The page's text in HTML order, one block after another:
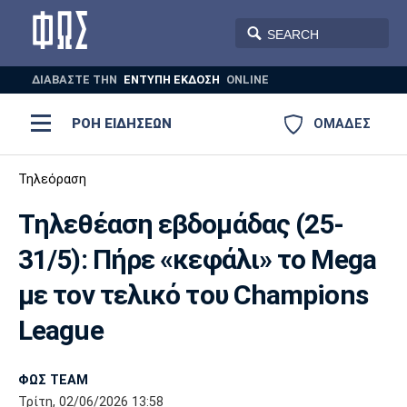
ΔΙΑΒΑΣΤΕ THN ΕΝΤΥΠΗ ΕΚΔΟΣΗ ONLINE
ΟΜΑΔΕΣ
ΡΟΗ ΕΙΔΗΣΕΩΝ
ΠΟΔΟΣΦΑΙΡΟ
ΠΟΛΟ
AUTO-MOTO PLUS
Ποδόσφαιρο
Super League 1
Super League 2
Μπάσκετ
Ελλάδα
Ολυμπιακοί Αγώνες
Ολυμπιακός ΑΕΚ ΠΑΟΚ
Τηλεόραση
Τηλεθέαση εβδομάδας (25-
31/5): Πήρε «κεφάλι» το Mega
με τον τελικό του Champions
League
ΦΩΣ TEAM
Τρίτη, 02/06/2026 13:58